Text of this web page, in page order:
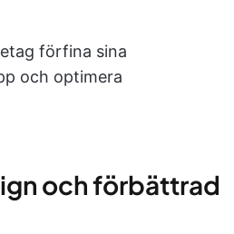
förfina sina
och optimera
och förbättrad